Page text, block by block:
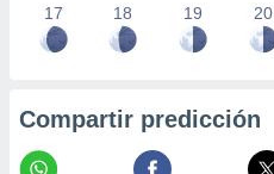
17 18 19 20
Compartir predicción